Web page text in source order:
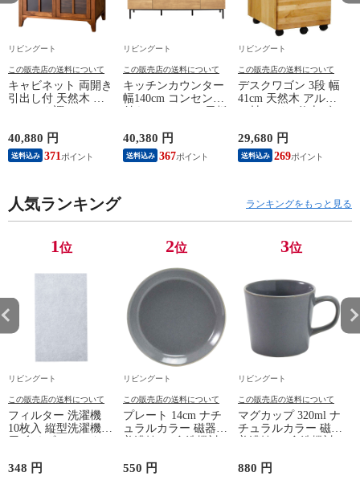
リビングート
この販売店の送料について
キャビネット 両開き
引出し付 天然木 エ
スニック調 Timber
収納 食器棚 収納 キ
ッチン 飾り棚 完成
品 キッチンキャビネ
れ ）
40,880 円
送料込み 371
リビングート
この販売店の送料について
キッチンカウンター
幅140cm コンセント
付き ステンレス天板
ー 作業台 家電ラッ
ク 収納 可動棚 お掃
除ロボット対応 食器
40,380 円
送料込み 367
リビングート
この販売店の送料について
デスクワゴン 3段 幅
41cm 天然木 アルダ
ー材 オイル仕上げ
ワゴン 袖机 収納 キ
ャスター付き ワゴン
脇机 シンプル デス
し 小物収納 木製 木
29,680 円
送料込み 269
人気ランキング ランキングをもっと見る
1位
リビングート
この販売店の送料について
フィルター 洗濯機
10枚入 縦型洗濯機専
用 糸くずフィルター
ミ取り 糸くず ゴミ
348 円
2位
リビングート
この販売店の送料について
プレート 14cm ナチ
ュラルカラー 磁器
美濃焼 （ 食洗機対
ケーキ皿 デザート皿
550 円
3位
リビングート
この販売店の送料について
マグカップ 320ml ナ
チュラルカラー 磁器
美濃焼 （ 食洗機対
マグ コップ カップ
880 円